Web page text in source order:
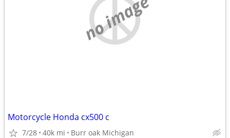
no image
Motorcycle Honda cx500 c
7/28 40k mi Burr oak Michigan